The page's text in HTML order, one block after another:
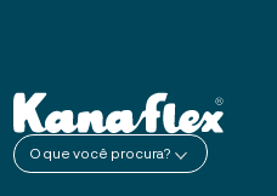
O que você procura?